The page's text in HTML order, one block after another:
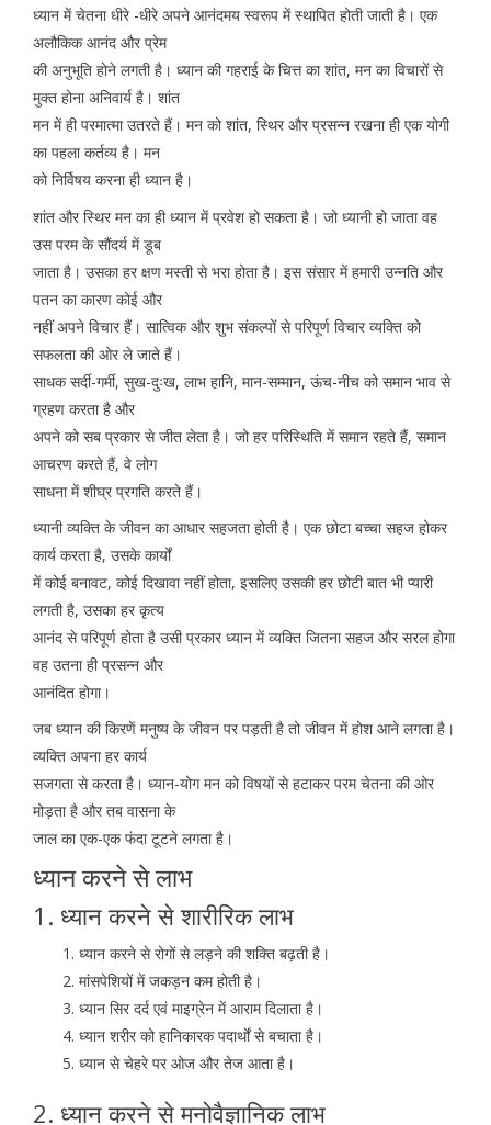
ध्यान में चेतना धीरे -धीरे अपने आनंदमय स्वरूप में स्थापित होती जाती है। एक
अलौकिक आनंद और प्रेम
की अनुभूति होने लगती है। ध्यान की गहराई के चित्त का शांत, मन का विचारों से
मुक्त होना अनिवार्य है। शांत
मन में ही परमात्मा उतरते हैं। मन को शांत, स्थिर और प्रसन्न रखना ही एक योगी
का पहला कर्तव्य है। मन
को निर्विषय करना ही ध्यान है।
शांत और स्थिर मन का ही ध्यान में प्रवेश हो सकता है। जो ध्यानी हो जाता वह
उस परम के सौंदर्य में डूब
जाता है। उसका हर क्षण मस्ती से भरा होता है। इस संसार में हमारी उन्नति और
पतन का कारण कोई और
नहीं अपने विचार हैं। सात्विक और शुभ संकल्पों से परिपूर्ण विचार व्यक्ति को
सफलता की ओर ले जाते हैं।
साधक सर्दी-गर्मी, सुख-दुःख, लाभ हानि, मान-सम्मान, ऊंच-नीच को समान भाव से
ग्रहण करता है और
अपने को सब प्रकार से जीत लेता है। जो हर परिस्थिति में समान रहते हैं, समान
आचरण करते हैं, वे लोग
साधना में शीघ्र प्रगति करते हैं।
ध्यानी व्यक्ति के जीवन का आधार सहजता होती है। एक छोटा बच्चा सहज होकर
कार्य करता है, उसके कार्यों
में कोई बनावट, कोई दिखावा नहीं होता, इसलिए उसकी हर छोटी बात भी प्यारी
लगती है, उसका हर कृत्य
आनंद से परिपूर्ण होता है उसी प्रकार ध्यान में व्यक्ति जितना सहज और सरल होगा
वह उतना ही प्रसन्न और
आनंदित होगा।
जब ध्यान की किरणें मनुष्य के जीवन पर पड़ती है तो जीवन में होश आने लगता है।
व्यक्ति अपना हर कार्य
सजगता से करता है। ध्यान-योग मन को विषयों से हटाकर परम चेतना की ओर
मोड़ता है और तब वासना के
जाल का एक-एक फंदा टूटने लगता है।
ध्यान करने से लाभ
1. ध्यान करने से शारीरिक लाभ
ध्यान करने से रोगों से लड़ने की शक्ति बढ़ती है।
मांसपेशियों में जकड़न कम होती है।
ध्यान सिर दर्द एवं माइग्रेन में आराम दिलाता है।
ध्यान शरीर को हानिकारक पदार्थों से बचाता है।
ध्यान से चेहरे पर ओज और तेज आता है।
2. ध्यान करने से मनोवैज्ञानिक लाभ